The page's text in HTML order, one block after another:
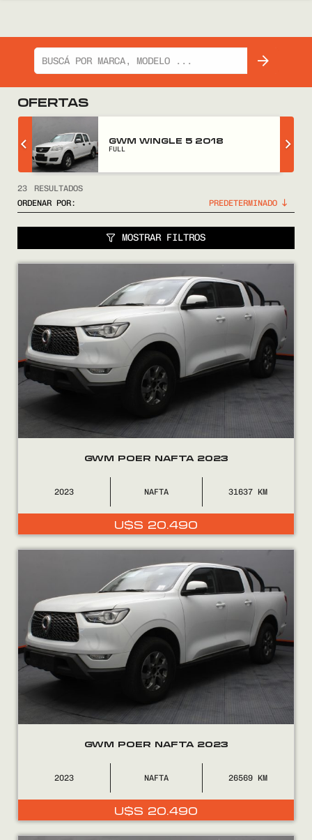
OFERTAS
GWM WINGLE 5 2018
FULL
23
RESULTADOS
ORDENAR POR:
MOSTRAR FILTROS
GWM POER NAFTA 2023
2023 NAFTA 31637
U$S 20.490
GWM POER NAFTA 2023
2023 NAFTA 26569
U$S 20.490